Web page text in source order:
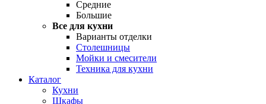
Средние
Большие
Все для кухни
Варианты отделки
Столешницы
Мойки и смесители
Техника для кухни
Каталог
Кухни
Шкафы